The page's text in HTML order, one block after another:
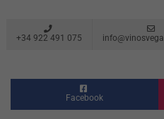
+34 922 491 075
Facebook